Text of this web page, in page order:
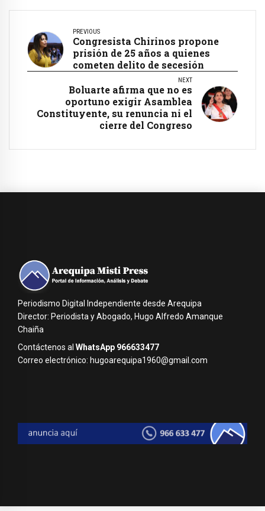
PREVIOUS
Congresista Chirinos propone
prisión de 25 años a quienes
cometen delito de secesión
NEXT
Boluarte afirma que no es
oportuno exigir Asamblea
Constituyente, su renuncia ni el
cierre del Congreso
Periodismo Digital Independiente desde Arequipa
Director: Periodista y Abogado, Hugo Alfredo Amanque
Chaiña
Contáctenos al WhatsApp 966633477
Correo electrónico: hugoarequipa1960@gmail.com